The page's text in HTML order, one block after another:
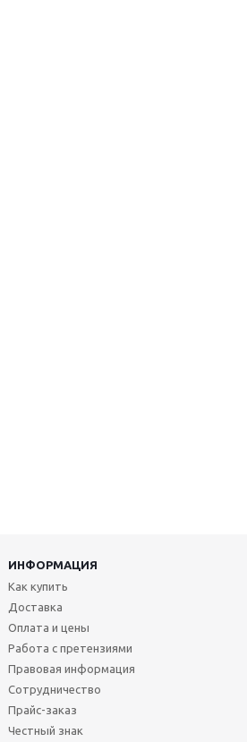
ИНФОРМАЦИЯ
Как купить
Доставка
Оплата и цены
Работа с претензиями
Правовая информация
Сотрудничество
Прайс-заказ
Честный знак